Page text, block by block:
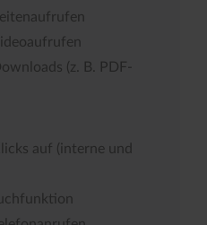
(z. B. PDF-
auf (interne und